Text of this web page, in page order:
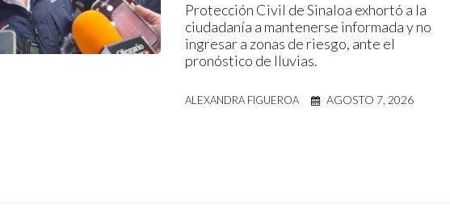
Protección Civil de Sinaloa exhortó a la
ciudadanía a mantenerse informada y no
ingresar a zonas de riesgo, ante el
pronóstico de lluvias.
ALEXANDRA FIGUEROA AGOSTO 7, 2026